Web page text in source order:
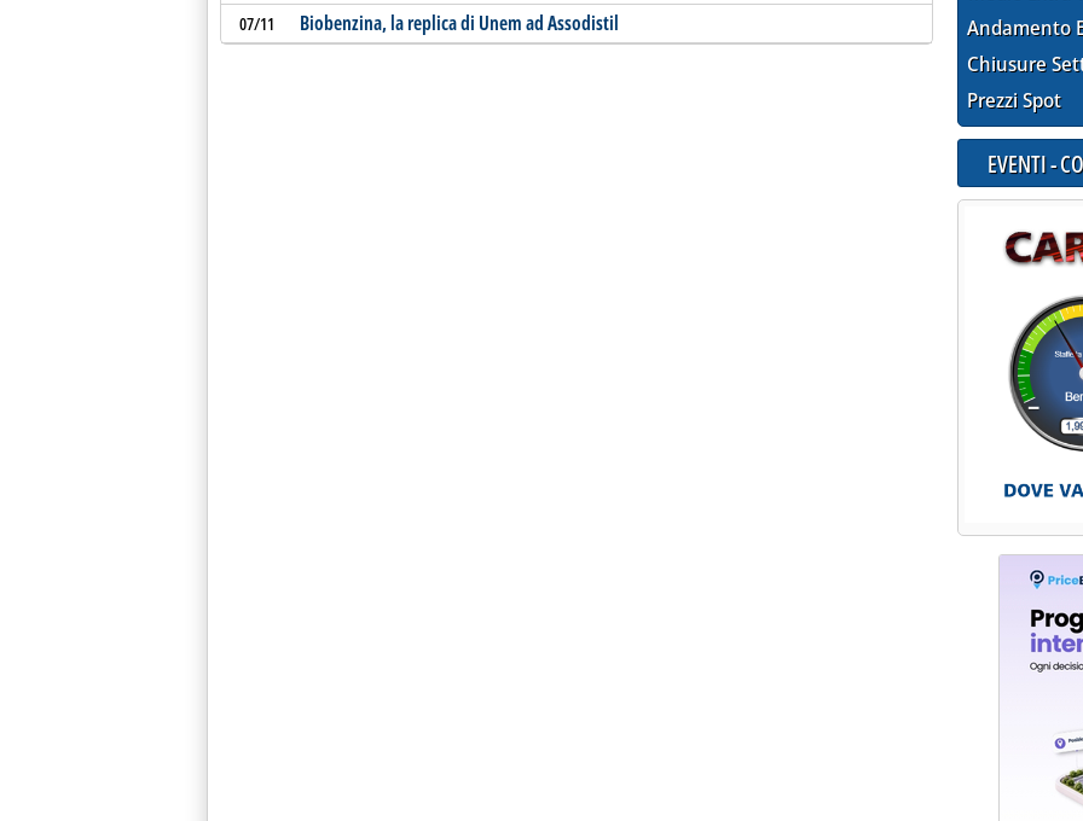
07/11 Biobenzina, la replica di Unem ad Assodistil
Andamento
Chiusure
Prezzi Spot
EVENTI -